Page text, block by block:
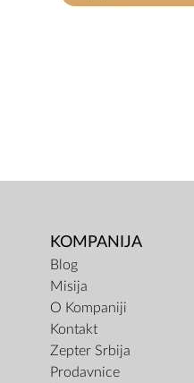
KOMPANIJA
Blog
Misija
O Kompaniji
Kontakt
Zepter Srbija
Prodavnice